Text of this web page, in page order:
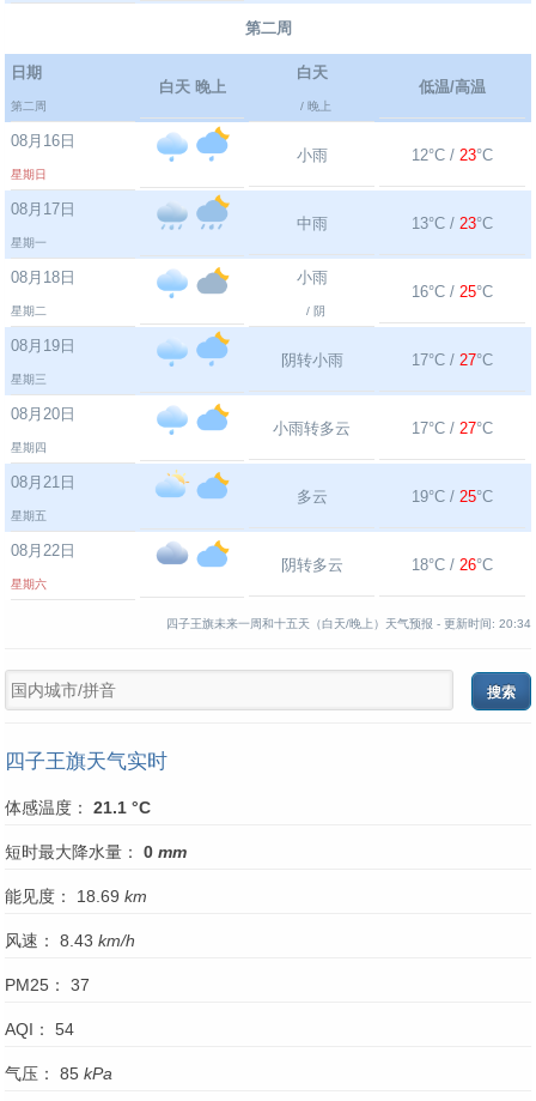
第二周
日期
第二周
白天 晚上
白天
/ 晚上
低温/高温
08月16日
星期日
小雨 12°C / 23°C
08月17日
星期一
中雨 13°C / 23°C
08月18日
星期二
小雨
/ 阴
16°C / 25°C
08月19日
星期三
阴转小雨 17°C / 27°C
08月20日
星期四
小雨转多云 17°C / 27°C
08月21日
星期五
多云 19°C / 25°C
08月22日
星期六
阴转多云 18°C / 26°C
四子王旗未来一周和十五天（白天/晚上）天气预报 - 更新时间: 20:34
四子王旗天气实时
体感温度： 21.1 °C
短时最大降水量： 0 mm
能见度： 18.69 km
风速： 8.43 km/h
PM25： 37
AQI： 54
气压： 85 kPa